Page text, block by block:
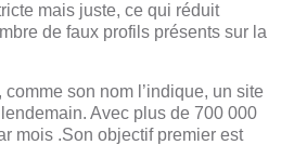
mais juste, ce qui réduit
de faux profils présents sur la
son nom l’indique, un site
Avec plus de 700 000
mois .Son objectif premier est